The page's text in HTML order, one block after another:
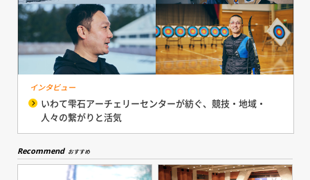
インタビュー
いわて雫石アーチェリーセンターが紡ぐ、競技・地域・
人々の繋がりと活気
Recommend おすすめ